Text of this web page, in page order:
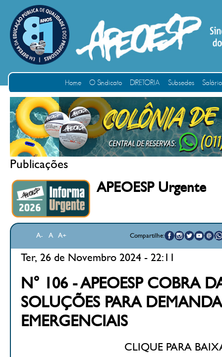
Home O Sindicato DIRETORIA Subsedes
Publicações
APEOESP Urgente
A- A A+ Compartilhe:
Ter, 26 de Novembro 2024 - 22:11
N° 106 - APEOESP COBRA
SOLUÇÕES PARA
EMERGENCIAIS
CLIQUE PARA